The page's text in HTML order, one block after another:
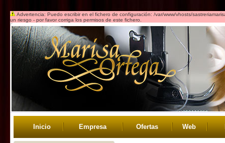
Advertencia: Puedo escribir en el fichero de configuración: /var/www/vhosts/
un riesgo - por favor corriga los permisos de este fichero.
Inicio Empresa Ofertas Web